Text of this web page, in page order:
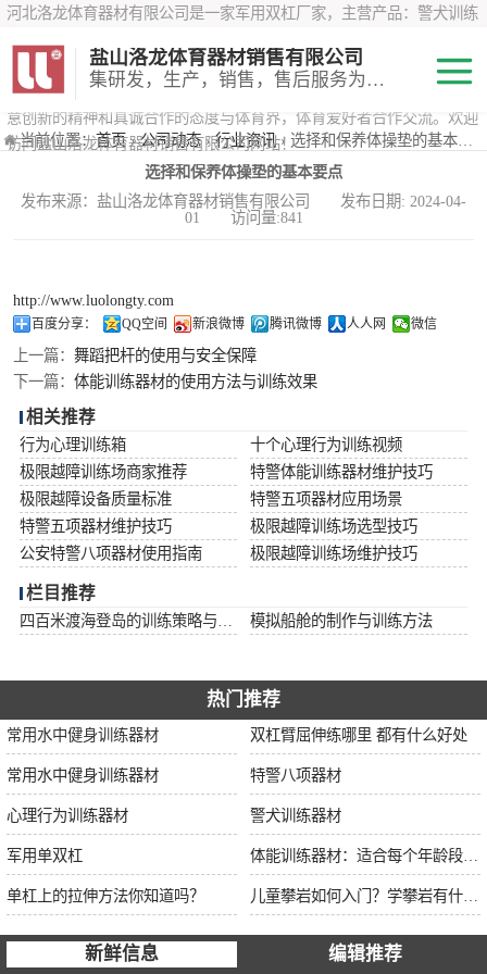
河北洛龙体育器材有限公司是一家军用双杠厂家，主营产品：警犬训练
*训练器材、400米障碍器材、军用单杠、军用双杠、军犬训练器材等训
练器材，咨询攀岩墙价格？在线咨询客服，公司以顾客至上的原则，锐
意创新的精神和真诚合作的态度与体育界，体育爱好者合作交流。欢迎
访问盐山洛龙体育器材销售有限公司网站！
盐山洛龙体育器材销售有限公司
集研发，生产，销售，售后服务为一体
当前位置：首页›公司动态›行业资讯› 选择和保养体操垫的基本要点
选择和保养体操垫的基本要点
发布来源：盐山洛龙体育器材销售有限公司 发布日期: 2024-04-
01 访问量:841
http://www.luolongty.com
百度分享： QQ空间 新浪微博 腾讯微博 人人网 微信
上一篇： 舞蹈把杆的使用与安全保障
下一篇： 体能训练器材的使用方法与训练效果
相关推荐
行为心理训练箱
十个心理行为训练视频
极限越障训练场商家推荐
特警体能训练器材维护技巧
极限越障设备质量标准
特警五项器材应用场景
特警五项器材维护技巧
极限越障训练场选型技巧
公安特警八项器材使用指南
极限越障训练场维护技巧
栏目推荐
模拟船舱的制作与训练方法
热门推荐
常用水中健身训练器材 双杠臂屈伸练哪里 都有什么好处
常用水中健身训练器材 特警八项器材
心理行为训练器材 警犬训练器材
军用单双杠
单杠上的拉伸方法你知道吗？
新鲜信息 编辑推荐
200米障碍器材
心理行为训练器
警犬训练器材
军用单双杠
400米障碍器材